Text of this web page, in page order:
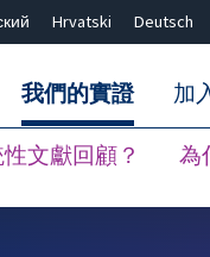
Hrvatski Deutsch
我們的實證
文獻回顧？ 為
加